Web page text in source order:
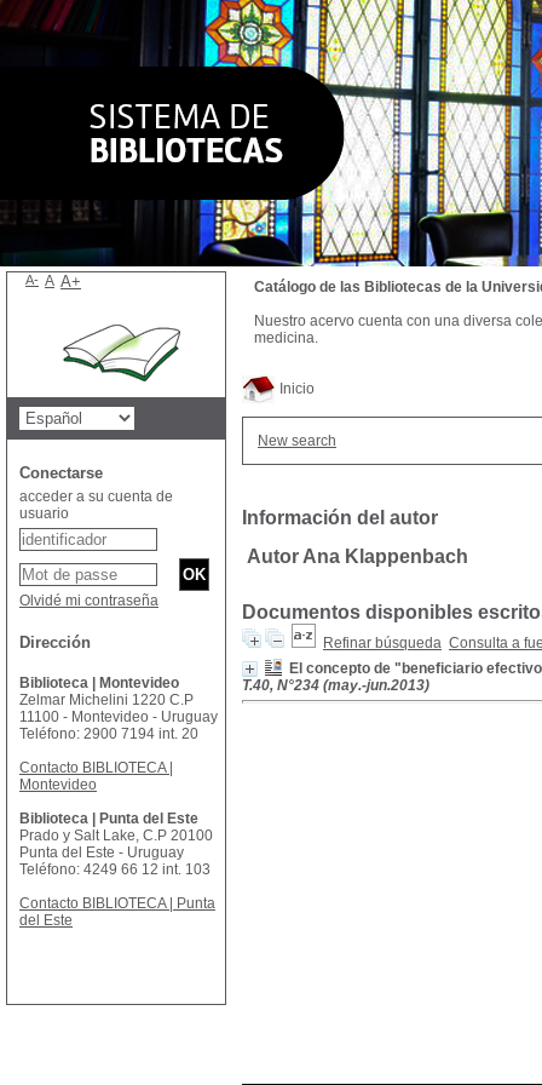
Inicio
New search
Información del autor
Autor Ana Klappenbach
Documentos disponibles
Refinar búsqueda Consulta a
El concepto de "beneficiario
T.40, N°234 (may.-jun.2013)
Catálogo de las Bibliotecas de la
Nuestro acervo cuenta con una diversa
medicina.
A- A A+
Conectarse
acceder a su cuenta de
usuario
Olvidé mi contraseña
Dirección
Biblioteca | Montevideo
Zelmar Michelini 1220 C.P
11100 - Montevideo - Uruguay
Teléfono: 2900 7194 int. 20
Contacto BIBLIOTECA |
Montevideo
Biblioteca | Punta del Este
Prado y Salt Lake, C.P 20100
Punta del Este - Uruguay
Teléfono: 4249 66 12 int. 103
Contacto BIBLIOTECA | Punta
del Este